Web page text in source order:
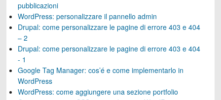
pubblicazioni
WordPress: personalizzare il pannello admin
Drupal: come personalizzare le pagine di errore 403 e 404
– 2
Drupal: come personalizzare le pagine di errore 403 e 404
- 1
Google Tag Manager: cos’é e come implementarlo in
WordPress
WordPress: come aggiungere una sezione portfolio